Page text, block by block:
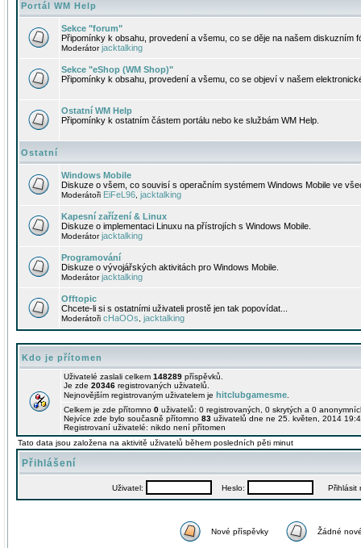
Portál WM Help
Sekce "forum"
Připomínky k obsahu, provedení a všemu, co se děje na našem diskuzním
Moderátorjacktalking
Sekce "eShop (WM Shop)"
Připomínky k obsahu, provedení a všemu, co se objeví v našem
Ostatní WM Help
Připomínky k ostatním částem portálu nebo ke službám WM Help.
Ostatní
Windows Mobile
Diskuze o všem, co souvisí s operačním systémem Windows Mobile ve
Moderátoři EiFeL96 jacktalking
Kapesní zařízení & Linux
Diskuze o implementaci Linuxu na přístrojích s Windows Mobile.
Moderátorjacktalking
Programování
Diskuze o vývojářských aktivitách pro Windows Mobile.
Moderátorjacktalking
Offtopic
Chcete-li si s ostatními uživateli prostě jen tak popovídat...
Moderátoři cHaOOs jacktalking
Kdo je přítomen
Uživatelé zaslali celkem 148289 příspěvků.
Je zde 20346 registrovaných uživatelů.
Nejnovějším registrovaným uživatelem je hitclubgamesme
Celkem je zde přítomno 0 uživatelů: 0 registrovaných, 0 skrytých a 0
Nejvíce zde bylo současně přítomno 83 uživatelů dne ne 25. květen, 2014
Registrovaní uživatelé: nikdo není přítomen
Tato data jsou založena na aktivitě uživatelů během posledních pěti minut
Přihlášení
Uživatel: Heslo: Přihlásit
Nové příspěvky Žádné